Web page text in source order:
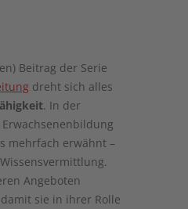
Beitrag der Serie
dreht sich alles
. In der
mehrfach erwähnt –
Angeboten
sie in ihrer Rolle